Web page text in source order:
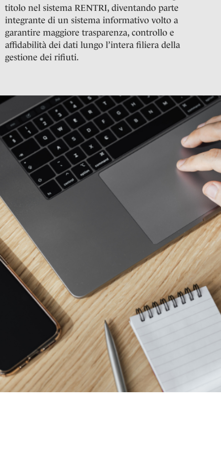
titolo nel sistema RENTRI, diventando parte
integrante di un sistema informativo volto a
garantire maggiore trasparenza, controllo e
affidabilità dei dati lungo l’intera filiera della
gestione dei rifiuti.